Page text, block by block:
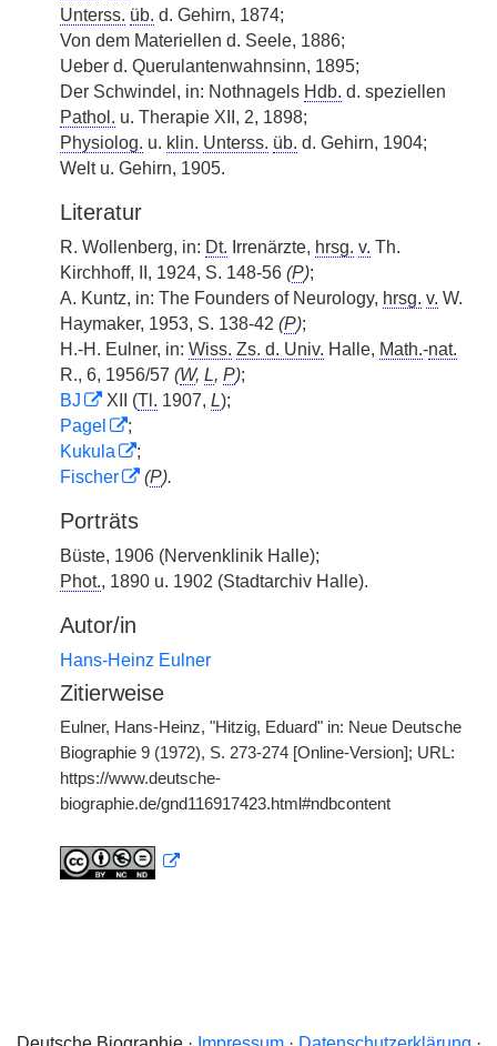
Unterss. üb. d. Gehirn, 1874;
Von dem Materiellen d. Seele, 1886;
Ueber d. Querulantenwahnsinn, 1895;
Der Schwindel, in: Nothnagels Hdb. d. speziellen
Pathol. u. Therapie XII, 2, 1898;
Physiolog. u. klin. Unterss. üb. d. Gehirn, 1904;
Welt u. Gehirn, 1905.
Literatur
R. Wollenberg, in: Dt. Irrenärzte, hrsg. v. Th.
Kirchhoff, II, 1924, S. 148-56 (P);
A. Kuntz, in: The Founders of Neurology, hrsg. v. W.
Haymaker, 1953, S. 138-42 (P);
H.-H. Eulner, in: Wiss. Zs. d. Univ. Halle, Math.-nat.
R., 6, 1956/57 (W, L, P);
BJ
XII (Tl. 1907, L);
Pagel
;
Kukula
;
Fischer
(P).
Porträts
Büste, 1906 (Nervenklinik Halle);
Phot., 1890 u. 1902 (Stadtarchiv Halle).
Autor/in
Hans-Heinz Eulner
Zitierweise
Eulner, Hans-Heinz, "Hitzig, Eduard" in: Neue Deutsche
Biographie 9 (1972), S. 273-274 [Online-Version]; URL:
https://www.deutsche-
biographie.de/gnd116917423.html#ndbcontent